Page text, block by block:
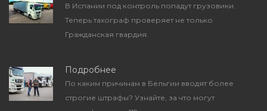
В Испании под контроль попадут грузовики.
Теперь тахограф проверяет не только
Гражданская гвардия.
Подробнее
По каким причинам в Бельгии вводят более
строгие штрафы? Узнайте, за что могут